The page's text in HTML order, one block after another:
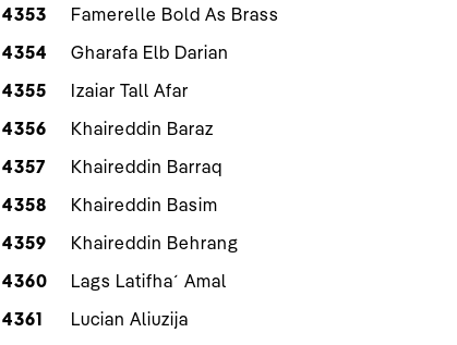
4353
Famerelle Bold As Brass
4354
Gharafa Elb Darian
4355
Izaiar Tall Afar
4356
Khaireddin Baraz
4357
Khaireddin Barraq
4358
Khaireddin Basim
4359
Khaireddin Behrang
4360
Lags Latifha´ Amal
4361
Lucian Aliuzija